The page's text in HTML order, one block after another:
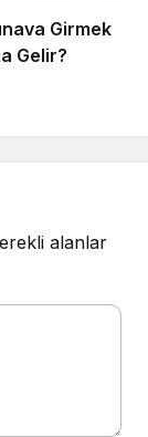
Girmek
Gelir?
alanlar